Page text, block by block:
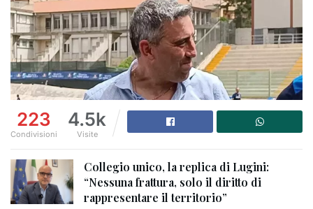
223
Condivisioni
4.5k
Visite
Collegio unico, la replica di Lugini:
“Nessuna frattura, solo il diritto di
rappresentare il territorio”